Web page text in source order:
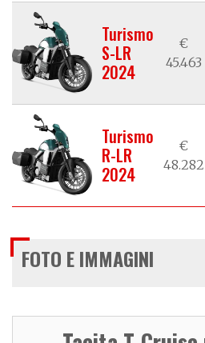
Turismo
S-LR
2024
€
45.463
Turismo
R-LR
2024
€
48.282
FOTO E IMMAGINI